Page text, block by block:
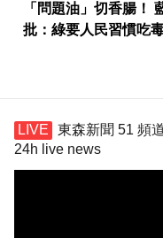
「問題油」切香腸！
批：綠要人民習慣吃
東森新聞 51 頻
24h live news